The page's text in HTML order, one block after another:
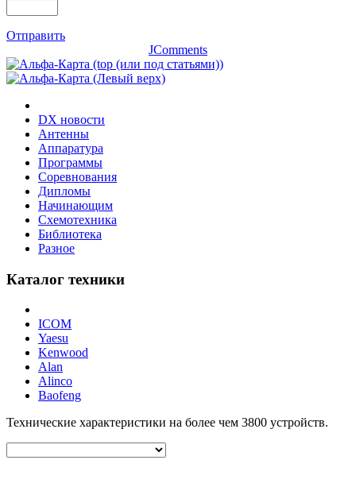
Отправить
JComments
DX новости
Антенны
Аппаратура
Программы
Соревнования
Дипломы
Начинающим
Схемотехника
Библиотека
Разное
Каталог техники
ICOM
Yaesu
Kenwood
Alan
Alinco
Baofeng
Технические характеристики на более чем 3800 устройств.